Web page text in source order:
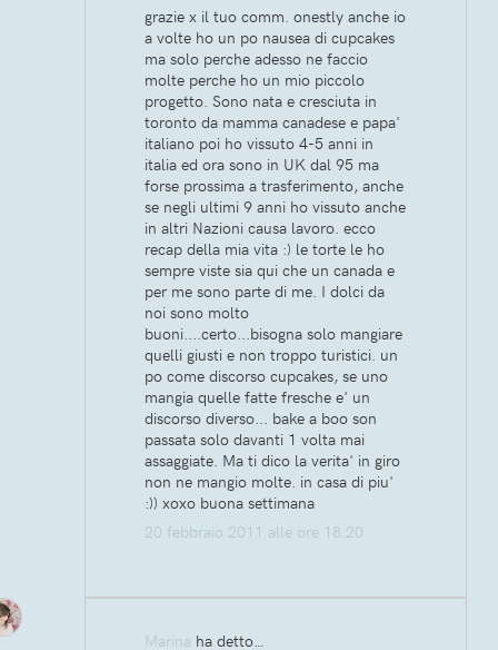
grazie x il tuo comm. onestly anche io
a volte ho un po nausea di cupcakes
ma solo perche adesso ne faccio
molte perche ho un mio piccolo
progetto. Sono nata e cresciuta in
toronto da mamma canadese e papa'
italiano poi ho vissuto 4-5 anni in
italia ed ora sono in UK dal 95 ma
forse prossima a trasferimento, anche
se negli ultimi 9 anni ho vissuto anche
in altri Nazioni causa lavoro. ecco
recap della mia vita :) le torte le ho
sempre viste sia qui che un canada e
per me sono parte di me. I dolci da
noi sono molto
buoni....certo...bisogna solo mangiare
quelli giusti e non troppo turistici. un
po come discorso cupcakes, se uno
mangia quelle fatte fresche e' un
discorso diverso... bake a boo son
passata solo davanti 1 volta mai
assaggiate. Ma ti dico la verita' in giro
non ne mangio molte. in casa di piu'
:)) xoxo buona settimana
20 febbraio 2011 alle ore 18:20
Marina ha detto…